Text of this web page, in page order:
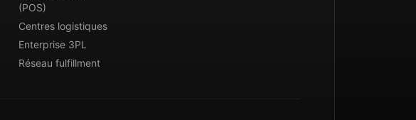
(POS)
Centres logistiques
Enterprise 3PL
Réseau fulfillment